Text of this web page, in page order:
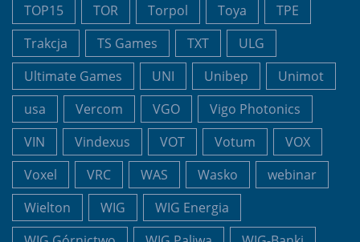
TOP15
TOR Torpol Toya
TPE
Trakcja
TS Games TXT
ULG
Ultimate Games
UNI Unibep
Unimot
usa
Vercom VGO
Vigo Photonics
VIN
Vindexus VOT Votum
VOX
Voxel
VRC WAS Wasko
webinar
Wielton
WIG
WIG Energia